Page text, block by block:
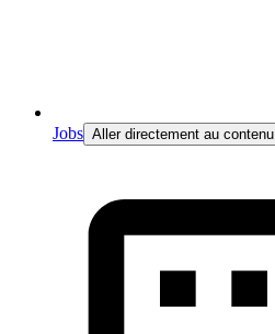
Jobs Aller directement au contenu